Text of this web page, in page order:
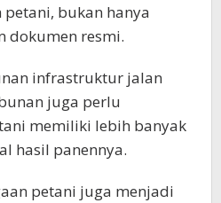
bukan hanya
dokumen resmi.
infrastruktur jalan
juga perlu
memiliki lebih banyak
hasil panennya.
petani juga menjadi